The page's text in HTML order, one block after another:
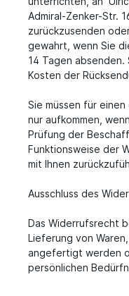
Admiral-Zenker-Str.
zurückzusenden
gewahrt, wenn Sie
14 Tagen
Kosten der
Sie müssen für
nur aufkommen,
Prüfung der
Funktionsweise der
mit Ihnen
Ausschluss des
Das Widerrufsrecht
Lieferung von
angefertigt werden
persönlichen